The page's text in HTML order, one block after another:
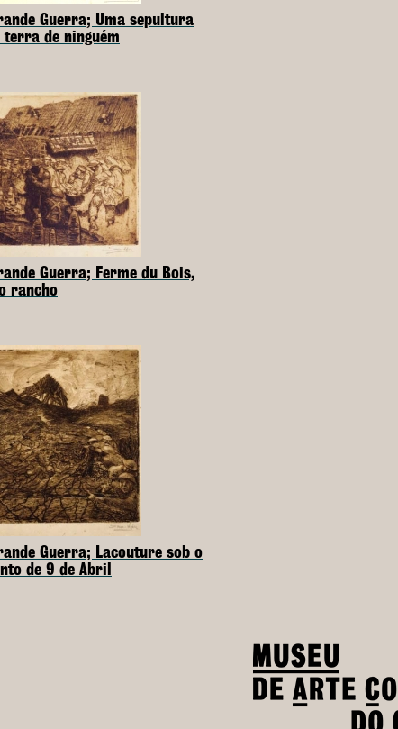
Guerra; Uma sepultura
terra de ninguém
Guerra; Ferme du Bois,
rancho
Guerra; Lacouture sob o
de 9 de Abril